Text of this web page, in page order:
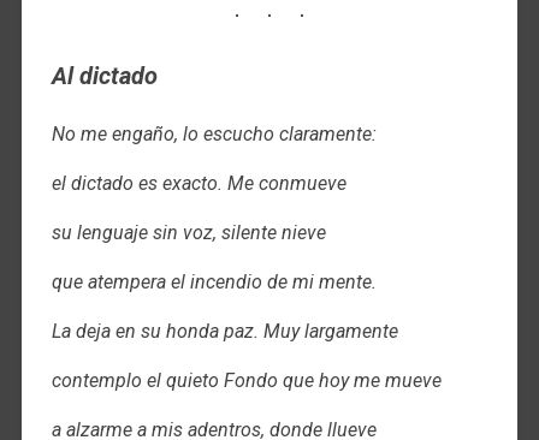
Al dictado
No me engaño, lo escucho claramente:
el dictado es exacto. Me conmueve
su lenguaje sin voz, silente nieve
que atempera el incendio de mi mente.
La deja en su honda paz. Muy largamente
contemplo el quieto Fondo que hoy me mueve
a alzarme a mis adentros, donde llueve